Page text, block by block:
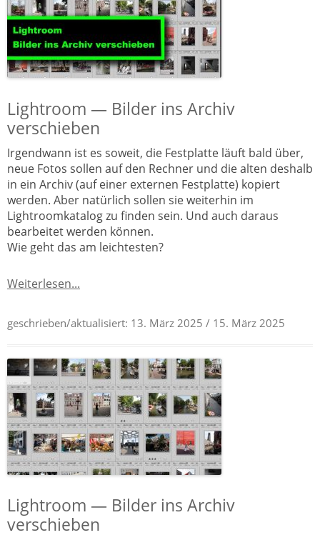
Lightroom — Bilder ins Archiv
verschieben
Irgendwann ist es soweit, die Festplatte läuft bald über,
neue Fotos sollen auf den Rechner und die alten deshalb
in ein Archiv (auf einer externen Festplatte) kopiert
werden. Aber natürlich sollen sie weiterhin im
Lightroomkatalog zu finden sein. Und auch daraus
bearbeitet werden können.
Wie geht das am leichtesten?
Weiterlesen...
geschrieben/aktualisiert: 13. März 2025 / 15. März 2025
Lightroom — Bilder ins Archiv
verschieben